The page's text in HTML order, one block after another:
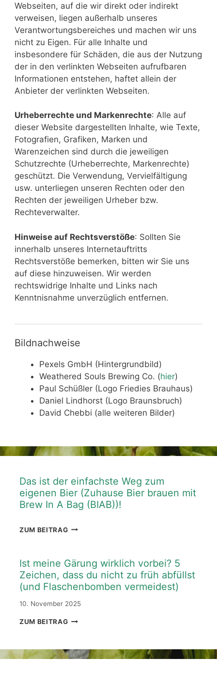
Webseiten, auf die wir direkt oder indirekt
verweisen, liegen außerhalb unseres
Verantwortungsbereiches und machen wir uns
nicht zu Eigen. Für alle Inhalte und
insbesondere für Schäden, die aus der Nutzung
der in den verlinkten Webseiten aufrufbaren
Informationen entstehen, haftet allein der
Anbieter der verlinkten Webseiten.
Urheberrechte und Markenrechte: Alle auf
dieser Website dargestellten Inhalte, wie Texte,
Fotografien, Grafiken, Marken und
Warenzeichen sind durch die jeweiligen
Schutzrechte (Urheberrechte, Markenrechte)
geschützt. Die Verwendung, Vervielfältigung
usw. unterliegen unseren Rechten oder den
Rechten der jeweiligen Urheber bzw.
Rechteverwalter.
Hinweise auf Rechtsverstöße: Sollten Sie
innerhalb unseres Internetauftritts
Rechtsverstöße bemerken, bitten wir Sie uns
auf diese hinzuweisen. Wir werden
rechtswidrige Inhalte und Links nach
Kenntnisnahme unverzüglich entfernen.
Bildnachweise
Pexels GmbH (Hintergrundbild)
Weathered Souls Brewing Co. (hier)
Paul Schüßler (Logo Friedies Brauhaus)
Daniel Lindhorst (Logo Braunsbruch)
David Chebbi (alle weiteren Bilder)
Das ist der einfachste Weg zum
eigenen Bier (Zuhause Bier brauen mit
Brew In A Bag (BIAB))!
ZUM BEITRAGDAS
WEG
ZUM
EIGENEN
(ZUHAUSE
BRAUEN
IN
Ist meine Gärung wirklich vorbei? 5
Zeichen, dass du nicht zu früh abfüllst
(und Flaschenbomben vermeidest)
10. November 2025
ZUM BEITRAGIST
WIRKLICH
VORBEI?